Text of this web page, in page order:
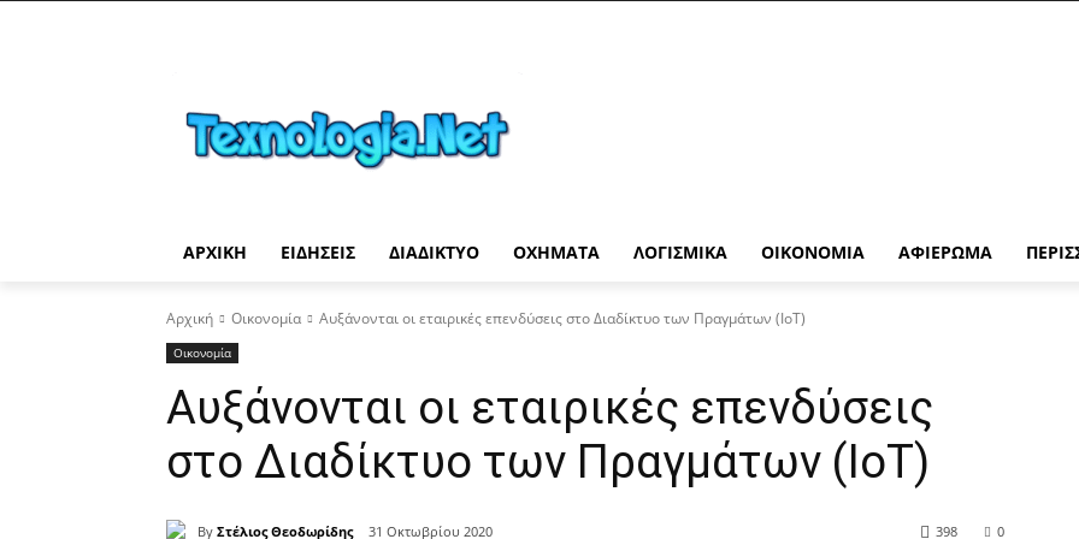
ΑΡΧΙΚΉ ΕΙΔΉΣΕΙΣ ΔΙΑΔΊΚΤΥΟ ΟΧΉΜΑΤΑ ΛΟΓΙΣΜΙΚΆ ΟΙΚΟΝΟΜΊΑ ΑΦΙΈΡΩΜΑ
Αρχική Οικονομία Αυξάνονται οι εταιρικές επενδύσεις στο Διαδίκτυο των Πραγμάτων (IoT)
Οικονομία
Αυξάνονται οι εταιρικές επενδύσεις
στο Διαδίκτυο των Πραγμάτων (IoT)
By Στέλιος Θεοδωρίδης 31 Οκτωβρίου 2020 0
398